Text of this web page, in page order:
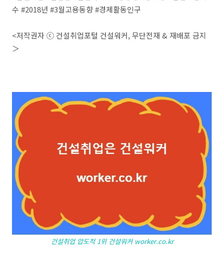
수 #2018년 #3월고용동향 #경제활동인구
<저작권자 ⓒ 건설취업포털 건설워커, 무단전재 & 재배포 금지
＞
건설취업 압도적 1위 건설워커 worker.co.kr